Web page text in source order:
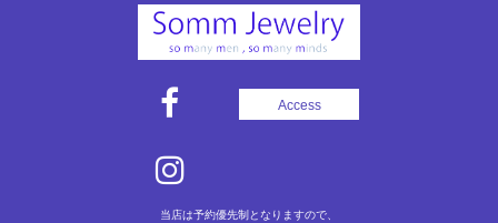
Access
当店は予約優先制となりますので、